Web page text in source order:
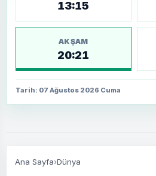
13:15
AKŞAM
20:21
Tarih: 07 Ağustos 2026 Cuma
Ana Sayfa›Dünya